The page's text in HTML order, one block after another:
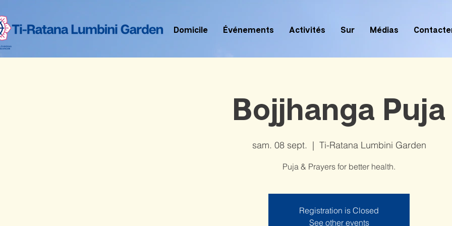
Domicile Événements Activités Sur Médias
Bojjhanga Puja
sam. 08 sept.
  |
Ti-Ratana Lumbini Garden
Puja & Prayers for better health.
Registration is Closed
See other events